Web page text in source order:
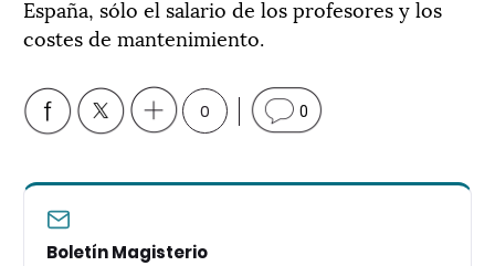
España, sólo el salario de los profesores y los
costes de mantenimiento.
0 0
Boletín Magisterio